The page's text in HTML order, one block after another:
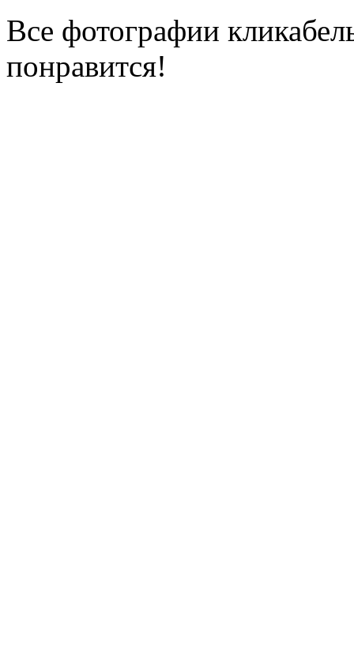
Все фотографии
понравится!